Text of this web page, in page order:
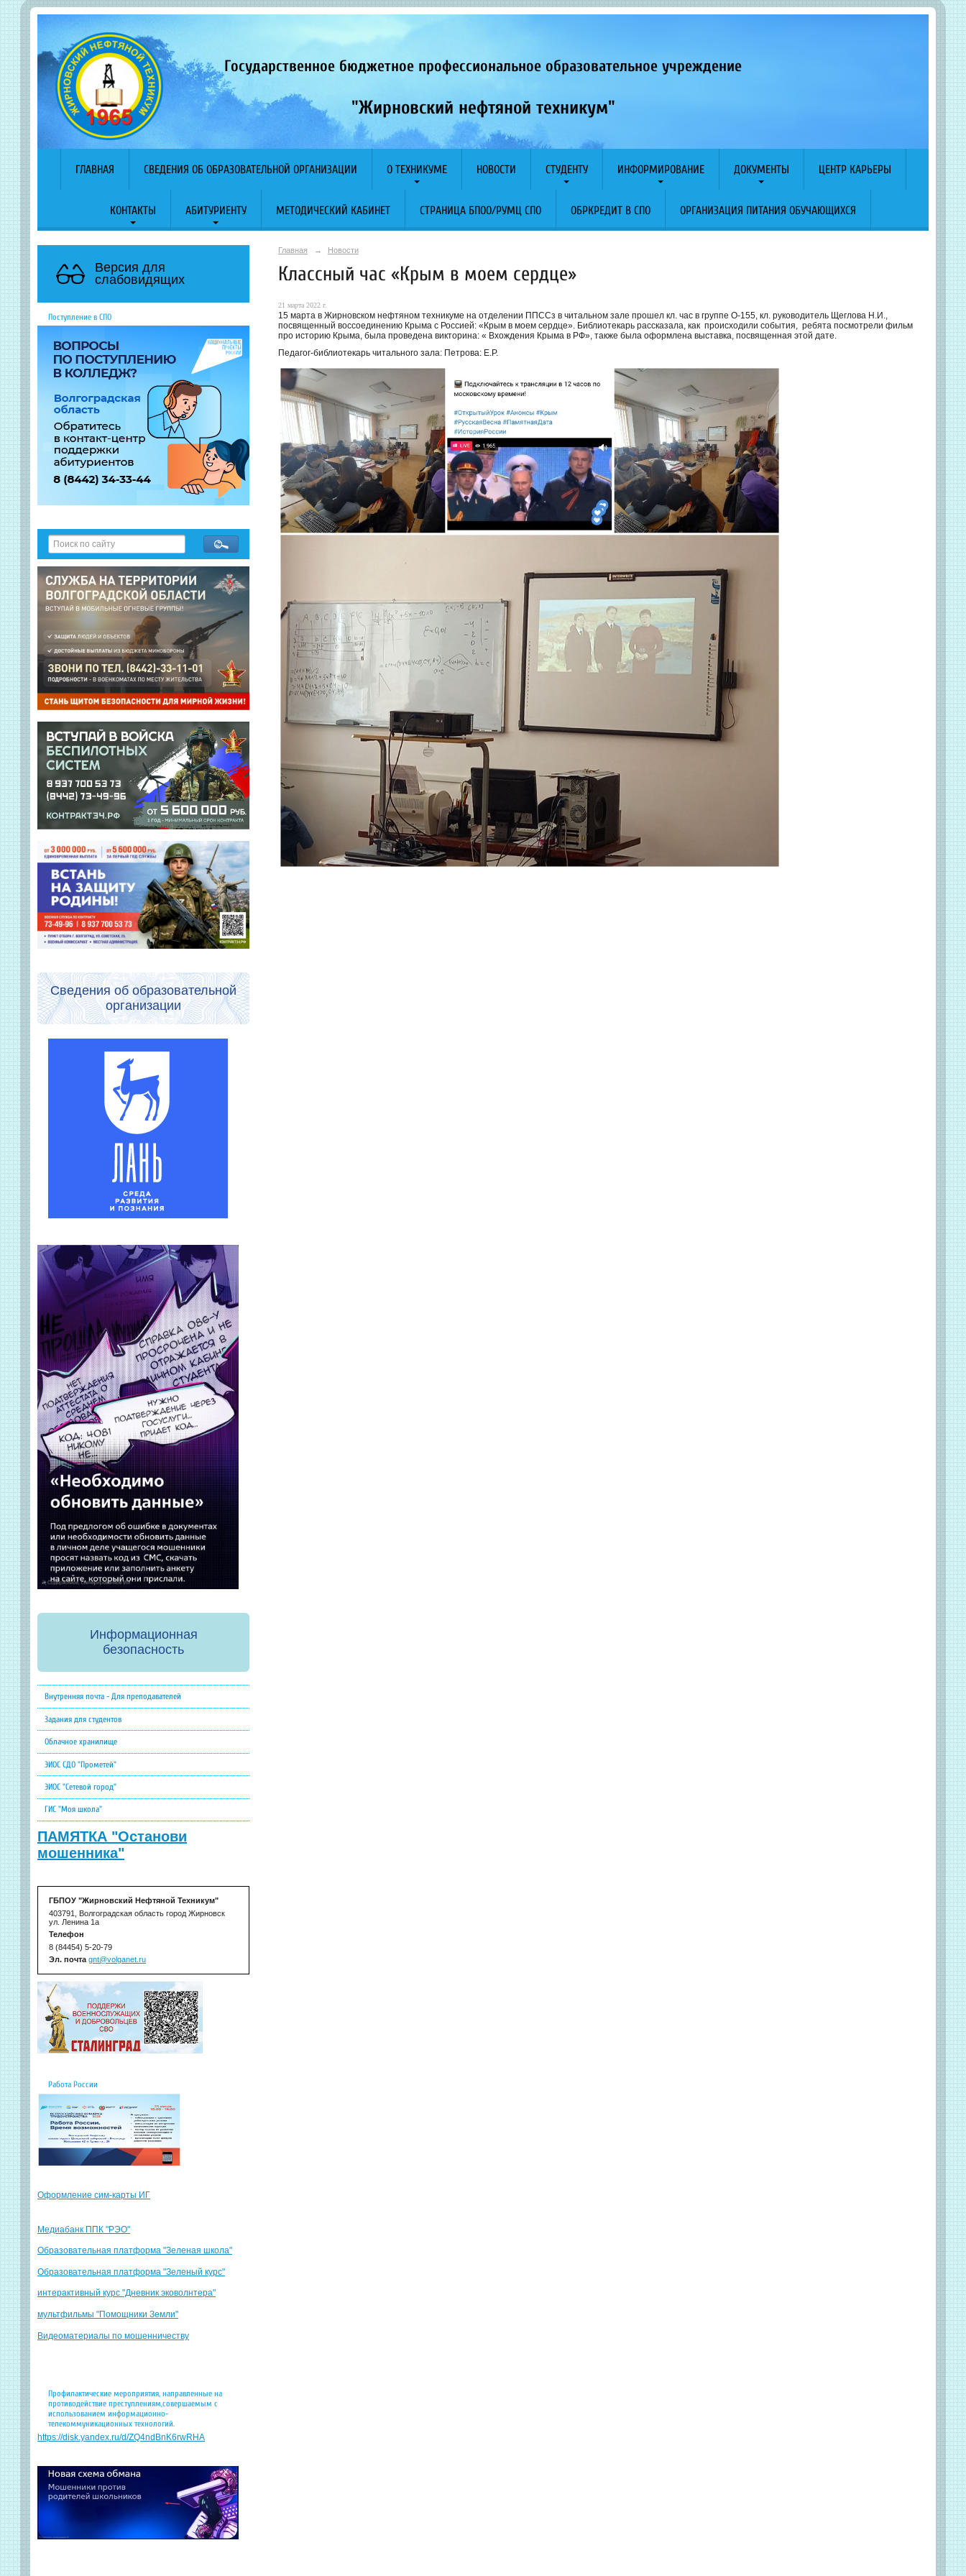
Государственное бюджетное профессиональное образовательное учреждение
"Жирновский нефтяной техникум"
ГЛАВНАЯ СВЕДЕНИЯ ОБ ОБРАЗОВАТЕЛЬНОЙ ОРГАНИЗАЦИИ О ТЕХНИКУМЕ НОВОСТИ СТУДЕНТУ ИНФОРМИРОВАНИЕ ДОКУМЕНТЫ ЦЕНТР КАРЬЕРЫ
КОНТАКТЫ АБИТУРИЕНТУ МЕТОДИЧЕСКИЙ КАБИНЕТ СТРАНИЦА БПОО/РУМЦ СПО ОБРКРЕДИТ В СПО ОРГАНИЗАЦИЯ ПИТАНИЯ ОБУЧАЮЩИХСЯ
Версия для
слабовидящих
Поступление в СПО
Сведения об образовательной
организации
Информационная
безопасность
Внутренняя почта - Для преподавателей
Задания для студентов
Облачное хранилище
ЭИОС СДО "Прометей"
ЭИОС "Сетевой город"
ГИС "Моя школа"
ПАМЯТКА "Останови
мошенника"
ГБПОУ "Жирновский Нефтяной Техникум"
403791, Волгоградская область город Жирновск
ул. Ленина 1а
Телефон
8 (84454) 5-20-79
Эл. почта gnt@volganet.ru
Работа России
Оформление сим-карты ИГ
Медиабанк ППК "РЭО"
Образовательная платформа "Зеленая школа"
Образовательная платформа "Зеленый курс"
интерактивный курс "Дневник эковолнтера"
мультфильмы "Помощники Земли"
Видеоматериалы по мошенничеству
Профилактические мероприятия, направленные на
противодействие преступлениям,совершаемым с
использованием информационно-
телекоммуникационных технологий.
https://disk.yandex.ru/d/ZQ4ndBnK6rwRHA
Главная → Новости
Классный час «Крым в моем сердце»
21 марта 2022 г.
15 марта в Жирновском нефтяном техникуме на отделении ППССз в читальном зале прошел кл. час в группе О-155, кл. руководитель Щеглова Н.И.,
посвященный воссоединению Крыма с Россией: «Крым в моем сердце». Библиотекарь рассказала, как происходили события, ребята посмотрели фильм
про историю Крыма, была проведена викторина: « Вхождения Крыма в РФ», также была оформлена выставка, посвященная этой дате.
Педагог-библиотекарь читального зала: Петрова: Е.Р.